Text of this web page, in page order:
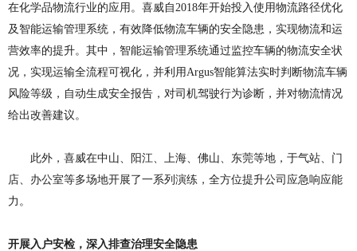
在化学品物流行业的应用。喜威自 2018年开始投入使用物流路径优化
及智能运输管理系统，有效降低物流车辆的安全隐患，实现物流和运
营效率的提升。其中，智能运输管理系统通过监控车辆的物流安全状
况，实现运输全流程可视化，并利用Argus智能算法实时判断物流车辆
风险等级，自动生成安全报告，对司机驾驶行为诊断，并对物流情况
给出改善建议。
此外，喜威在中山、阳江、上海、佛山、东莞等地，于气站、门
店、办公室等多场地开展了一系列演练，全方位提升公司应急响应能
力。
开展入户安检，深入排查治理安全隐患